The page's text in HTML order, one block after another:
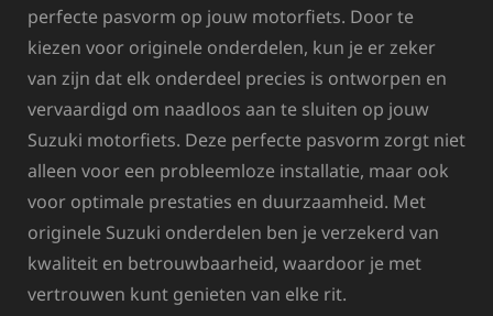
perfecte pasvorm op jouw motorfiets. Door te
kiezen voor originele onderdelen, kun je er zeker
van zijn dat elk onderdeel precies is ontworpen en
vervaardigd om naadloos aan te sluiten op jouw
Suzuki motorfiets. Deze perfecte pasvorm zorgt niet
alleen voor een probleemloze installatie, maar ook
voor optimale prestaties en duurzaamheid. Met
originele Suzuki onderdelen ben je verzekerd van
kwaliteit en betrouwbaarheid, waardoor je met
vertrouwen kunt genieten van elke rit.